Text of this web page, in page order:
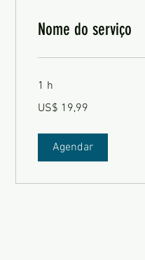
Nome do serviço
1 h
Dólares
US$ 19,99
Agendar